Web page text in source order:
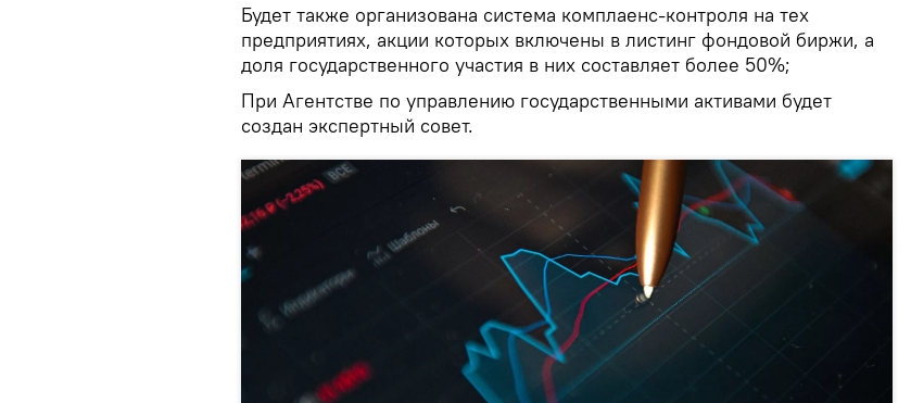
Будет также организована система комплаенс-контроля на тех
предприятиях, акции которых включены в листинг фондовой биржи, а
доля государственного участия в них составляет более 50%;
При Агентстве по управлению государственными активами будет
создан экспертный совет.